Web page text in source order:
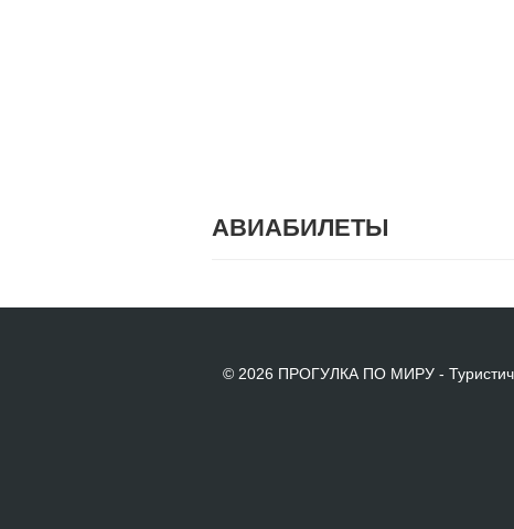
АВИАБИЛЕТЫ
© 2026 ПРОГУЛКА ПО МИРУ -